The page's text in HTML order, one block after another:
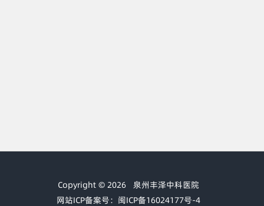
Copyright © 2026 泉州丰泽中科医院
网站ICP备案号：闽ICP备16024177号-4